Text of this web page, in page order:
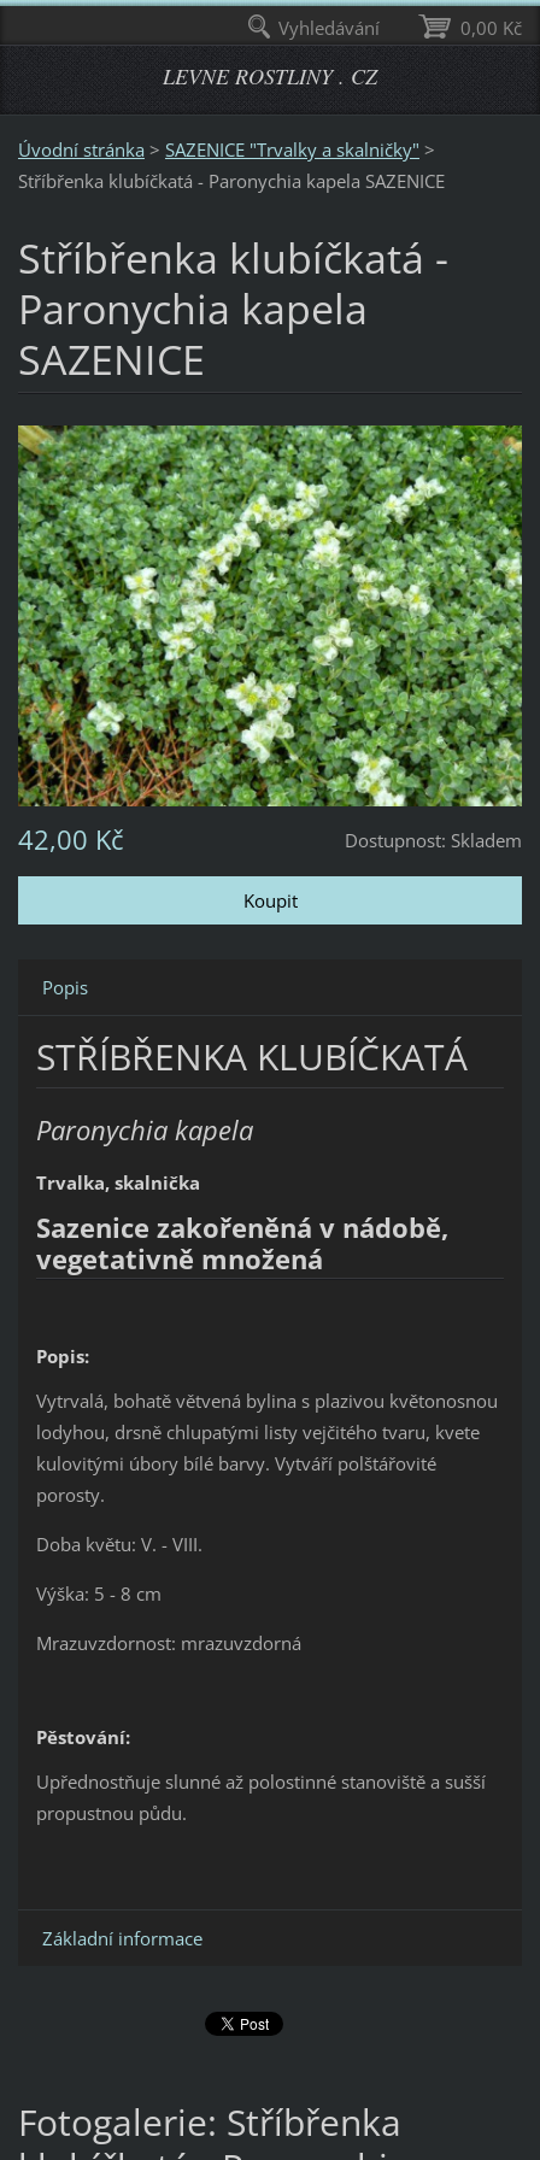
LEVNE ROSTLINY . CZ
Úvodní stránka > SAZENICE "Trvalky a skalničky" >
Stříbřenka klubíčkatá - Paronychia kapela SAZENICE
Stříbřenka klubíčkatá -
Paronychia kapela
SAZENICE
Dostupnost: Skladem
42,00 Kč
Popis
STŘÍBŘENKA KLUBÍČKATÁ
Paronychia kapela
Trvalka, skalnička
Sazenice zakořeněná v nádobě,
vegetativně množená
Popis:
Vytrvalá, bohatě větvená bylina s plazivou květonosnou
lodyhou, drsně chlupatými listy vejčitého tvaru, kvete
kulovitými úbory bílé barvy. Vytváří polštářovité
porosty.
Doba květu: V. - VIII.
Výška: 5 - 8 cm
Mrazuvzdornost: mrazuvzdorná
Pěstování:
Upřednostňuje slunné až polostinné stanoviště a sušší
propustnou půdu.
Základní informace
Fotogalerie: Stříbřenka
0,00 Kč
Vyhledávání